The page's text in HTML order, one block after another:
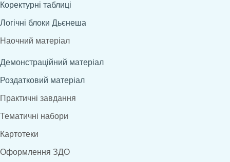
Коректурні таблиці
Логічні блоки Дьєнеша
Наочний матеріал
Демонстраційний матеріал
Роздатковий матеріал
Практичні завдання
Тематичні набори
Картотеки
Оформлення ЗДО